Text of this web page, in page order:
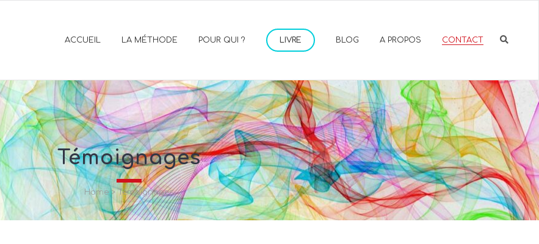
ACCUEIL LA MÉTHODE POUR QUI ? LIVRE BLOG A PROPOS CONTACT
Témoignages
Home>Témoignages